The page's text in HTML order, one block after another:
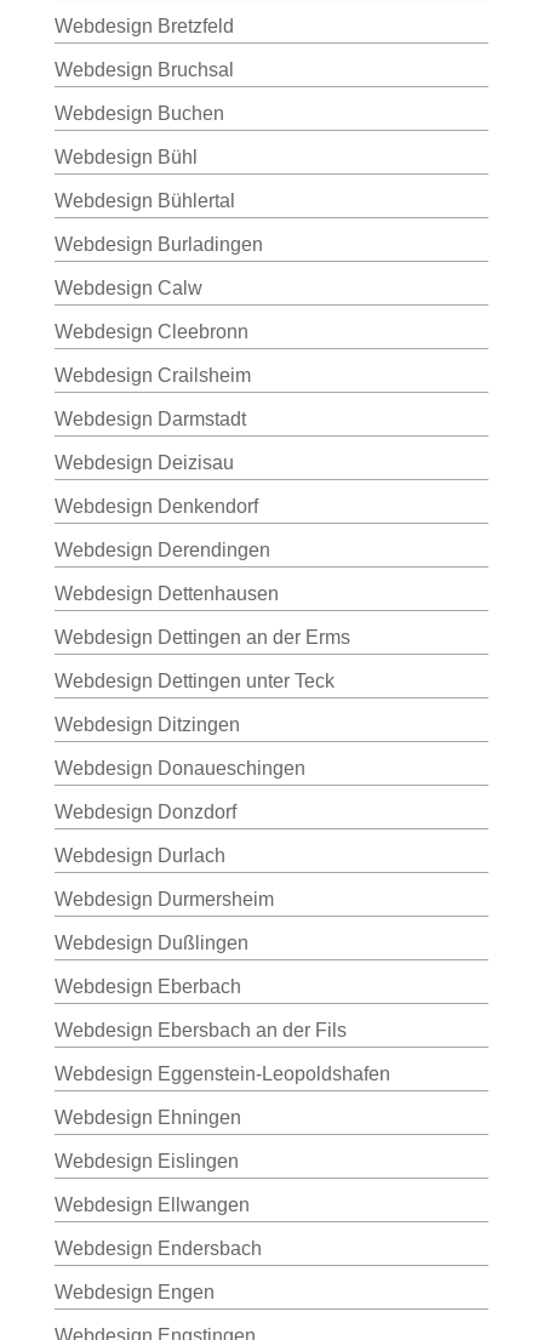
Webdesign Bretzfeld
Webdesign Bruchsal
Webdesign Buchen
Webdesign Bühl
Webdesign Bühlertal
Webdesign Burladingen
Webdesign Calw
Webdesign Cleebronn
Webdesign Crailsheim
Webdesign Darmstadt
Webdesign Deizisau
Webdesign Denkendorf
Webdesign Derendingen
Webdesign Dettenhausen
Webdesign Dettingen an der Erms
Webdesign Dettingen unter Teck
Webdesign Ditzingen
Webdesign Donaueschingen
Webdesign Donzdorf
Webdesign Durlach
Webdesign Durmersheim
Webdesign Dußlingen
Webdesign Eberbach
Webdesign Ebersbach an der Fils
Webdesign Eggenstein-Leopoldshafen
Webdesign Ehningen
Webdesign Eislingen
Webdesign Ellwangen
Webdesign Endersbach
Webdesign Engen
Webdesign Engstingen